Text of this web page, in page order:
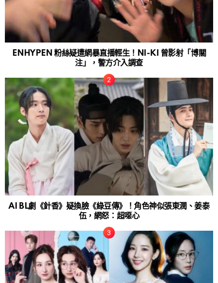
ENHYPEN 粉絲疑遭網暴直播輕生！NI-KI 曾影射「博關
注」，警方介入調查
AI BL劇《針香》疑換臉《綠豆傳》！角色神似張東潤、姜泰
伍，網怒：超噁心